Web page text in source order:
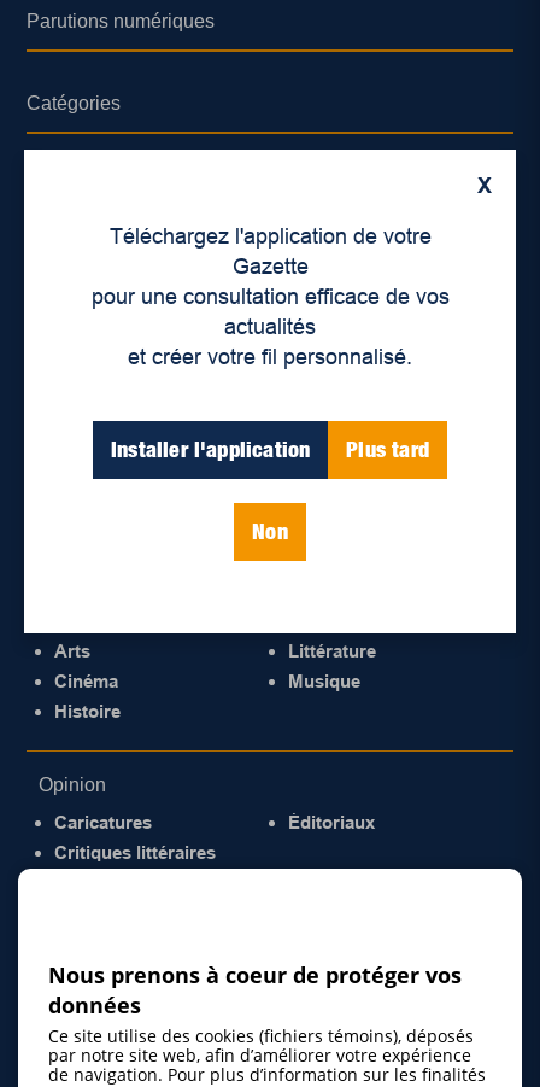
X
Téléchargez l'application de votre
Gazette
pour une consultation efficace de vos
actualités
et créer votre fil personnalisé.
Installer l'application Plus tard
Non
Parutions numériques
Catégories
International
Politique
Santé
Arts
Cinéma
Histoire
Littérature
Musique
Opinion
Caricatures
Critiques littéraires
Éditoriaux
Nous prenons à coeur de protéger vos
données
Ce site utilise des cookies (fichiers témoins), déposés
par notre site web, afin d’améliorer votre expérience
de navigation. Pour plus d’information sur les finalités